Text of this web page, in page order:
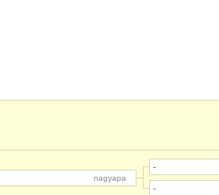
nagyapa
-
-